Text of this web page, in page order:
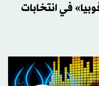
في انتخابات